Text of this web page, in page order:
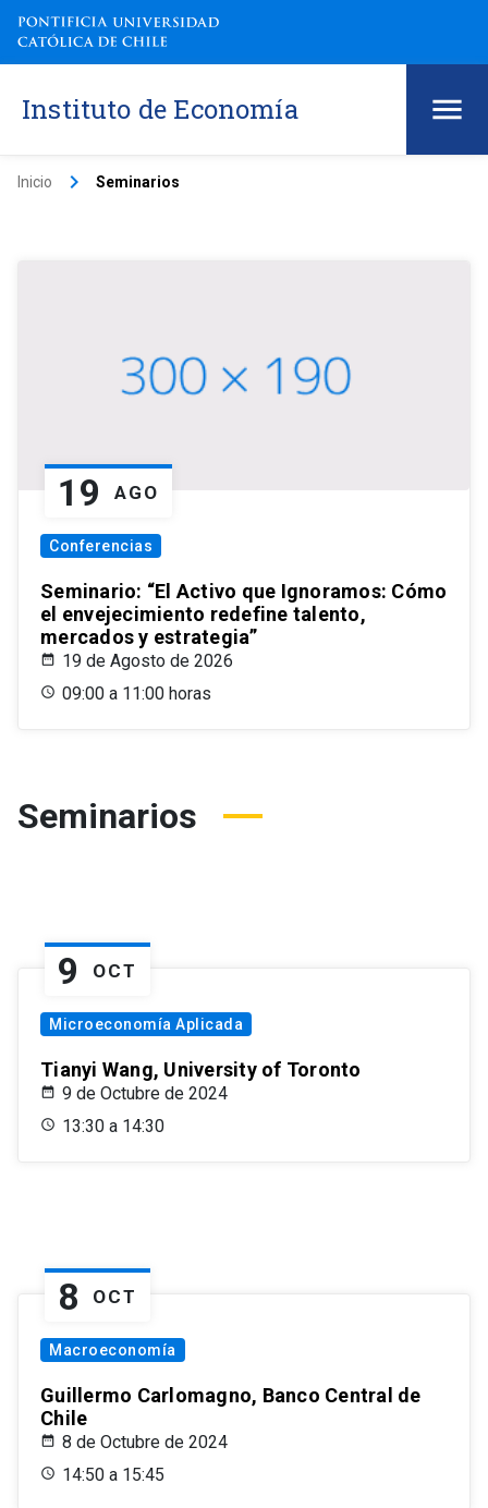
Instituto de Economía
Inicio keyboard_arrow_right Seminarios
19 AGO
Conferencias
Seminario: “El Activo que Ignoramos: Cómo
el envejecimiento redefine talento,
mercados y estrategia”
19 de Agosto de 2026
09:00 a 11:00 horas
Seminarios
9 OCT
Microeconomía Aplicada
Tianyi Wang, University of Toronto
9 de Octubre de 2024
13:30 a 14:30
8 OCT
Macroeconomía
Guillermo Carlomagno, Banco Central de
Chile
8 de Octubre de 2024
14:50 a 15:45